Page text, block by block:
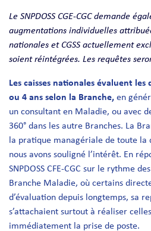
Le SNPDOSS CGE-CGC demande
augmentations individuelles
nationales et CGSS actuellement
soient réintégrées. Les requêtes
Les caisses nationales évaluent
ou 4 ans selon la Branche, en
un consultant en Maladie, ou avec
360° dans les autre Branches. La
la pratique managériale de toute la
nous avons souligné l’intérêt. En
SNPDOSS CFE-CGC sur le rythme
Branche Maladie, où certains
d’évaluation depuis longtemps, sa
s’attachaient surtout à réaliser
immédiatement la prise de poste.